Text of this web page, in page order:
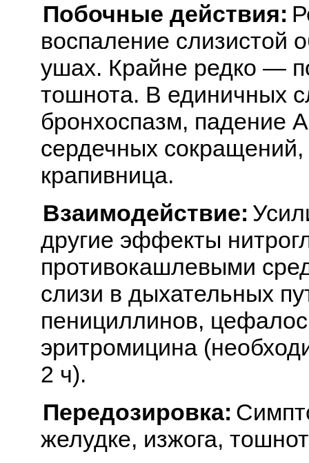
Побочные действия:
воспаление слизистой
ушах. Крайне редко —
тошнота. В единичных
бронхоспазм, падение
сердечных
крапивница.
Взаимодействие:
другие эффекты
противокашлевыми
слизи в дыхательных
пенициллинов,
эритромицина
2 ч).
Передозировка:
желудке, изжога,